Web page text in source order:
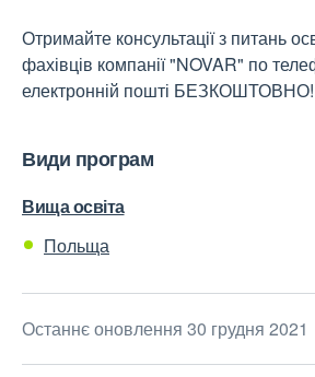
Отримайте консультації з питань
фахівців компанії "NOVAR" по
електронній пошті БЕЗКОШТОВНО!
Види програм
Вища освіта
Польща
Останнє оновлення 30 грудня 2021